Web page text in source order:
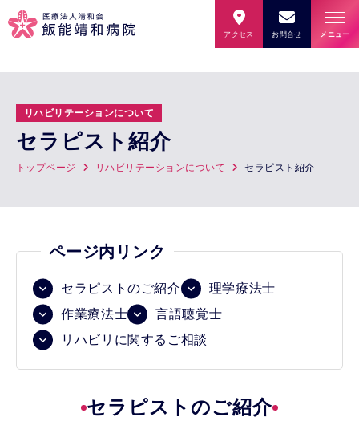
アクセス お問合せ メニュー
リハビリテーションについて
セラピスト紹介
トップページ リハビリテーションについて セラピスト紹介
ページ内リンク
セラピストのご紹介
理学療法士
作業療法士
言語聴覚士
リハビリに関するご相談
セラピストのご紹介